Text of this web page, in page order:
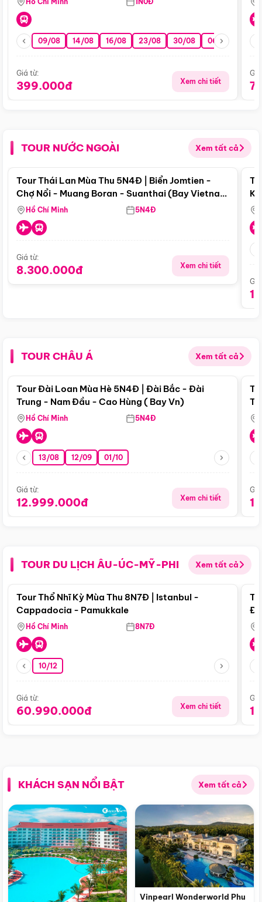
09/08 14/08 16/08 23/08 30/08 06/09 13/09
Giá từ:
399.000đ Xem chi tiết
TOUR NƯỚC NGOÀI Xem tất cả
Điểm nổi bật
Tour Thái Lan Mùa Thu 5N4Đ | Biển Jomtien -
Chợ Nổi - Muang Boran - Suanthai (Bay Vietnam
Airlines)
Hồ Chí Minh 5N4Đ
Giá từ:
8.300.000đ Xem chi tiết
TOUR CHÂU Á Xem tất cả
Điểm nổi bật
Tour Đài Loan Mùa Hè 5N4Đ | Đài Bắc - Đài
Trung - Nam Đầu - Cao Hùng ( Bay Vn)
Hồ Chí Minh 5N4Đ
13/08 12/09 01/10
Giá từ:
12.999.000đ Xem chi tiết
TOUR DU LỊCH ÂU-ÚC-MỸ-PHI Xem tất cả
Điểm nổi bật
Tour Thổ Nhĩ Kỳ Mùa Thu 8N7Đ | Istanbul -
Cappadocia - Pamukkale
Hồ Chí Minh 8N7Đ
10/12
Giá từ:
60.990.000đ Xem chi tiết
KHÁCH SẠN NỔI BẬT Xem tất cả
Vinpearl Wonderworld Phu